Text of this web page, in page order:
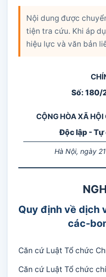
Nội dung được
tiện tra cứu. Khi áp
hiệu lực và văn bản
Số: 180/
CỘNG HÒA XÃ
Độc lập - Tự
Hà Nội, ngày
Quy định về dịch
các-
Căn cứ Luật Tổ chức
Căn cứ Luật Tổ chức